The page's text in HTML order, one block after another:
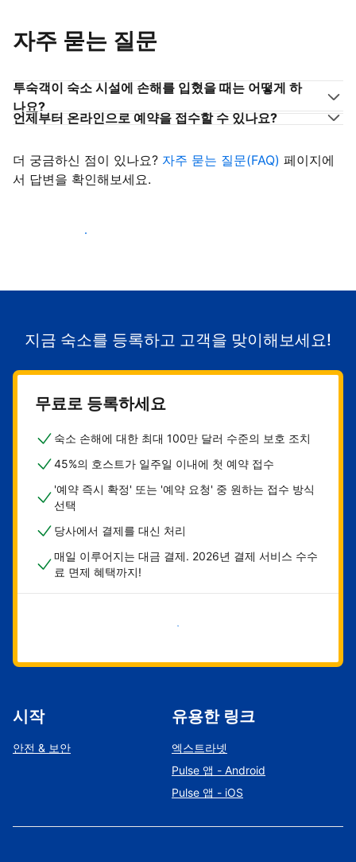
자주 묻는 질문
투숙객이 숙소 시설에 손해를 입혔을 때는 어떻게 하
나요?
언제부터 온라인으로 예약을 접수할 수 있나요?
더 궁금하신 점이 있나요? 자주 묻는 질문(FAQ) 페이지에
서 답변을 확인해보세요.
숙소로 고객 유치하기
지금 숙소를 등록하고 고객을 맞이해보세요!
무료로 등록하세요
숙소 손해에 대한 최대 100만 달러 수준의 보호 조치
45%의 호스트가 일주일 이내에 첫 예약 접수
'예약 즉시 확정' 또는 '예약 요청' 중 원하는 접수 방식
선택
당사에서 결제를 대신 처리
매일 이루어지는 대금 결제. 2026년 결제 서비스 수수
료 면제 혜택까지!
지금 시작하기
시작
안전 & 보안
유용한 링크
엑스트라넷
Pulse 앱 - Android
Pulse 앱 - iOS